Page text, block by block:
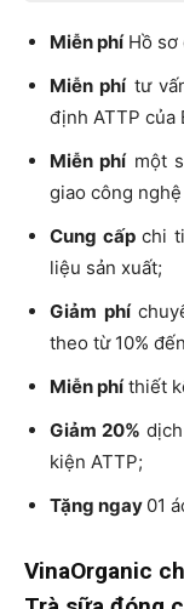
Miễn phíHồ sơ
Miễn phítư
định ATTP của
Miễn phímột
giao công nghệ
Cung cấpchi
liệu sản xuất;
Giảm phí
theo từ 10%
Miễn phíthiết
Giảm 20%
kiện ATTP;
Tặng ngay 01
VinaOrganic